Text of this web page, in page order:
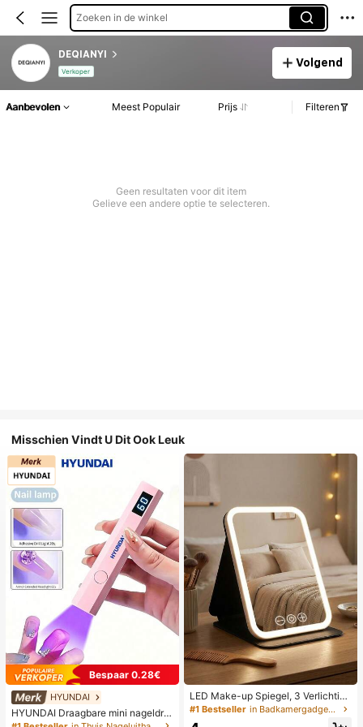
Zoeken in de winkel
DEQIANYI
Verkoper
Volgend
Aanbevolen Meest Populair Prijs Filteren
Geen resultaten voor dit item
Gelieve een andere optie te selecteren.
Misschien Vindt U Dit Ook Leuk
Bespaar 0.28€
HYUNDAI
HYUNDAI Draagbare mini nageldro
ger, oplaadbare handlamp UV/LED
LED Make-up Spiegel, 3 Verlichting
smodi, Verstelbare Helderheid, Draa
gbaar Vouwbaar Ontwerp, Geschikt
#1 Bestseller in Badkamergadgets die favoriet zijn bij klanten B